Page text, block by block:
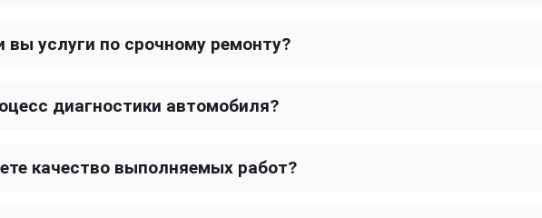
вы услуги по срочному ремонту?
диагностики автомобиля?
качество выполняемых работ?